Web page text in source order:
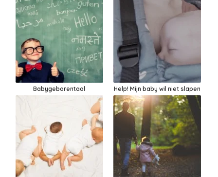
Babygebarentaal Help! Mijn baby wil niet slapen